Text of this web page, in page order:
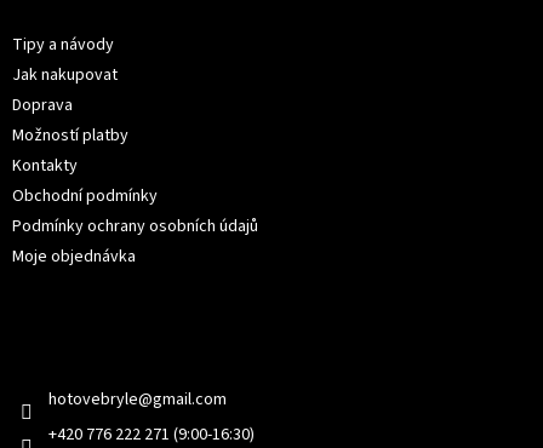
Tipy a návody
Jak nakupovat
Doprava
Možností platby
Kontakty
Obchodní podmínky
Podmínky ochrany osobních údajů
Moje objednávka
hotovebryle@gmail.com
+420 776 222 271 (9:00-16:30)